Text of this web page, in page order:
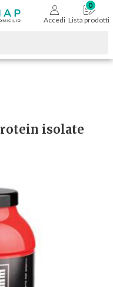
Accedi Lista prodotti
isolate